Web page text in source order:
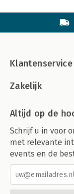
Klantenservice
Zakelijk
Altijd op de
Schrijf u in voor
met relevante
events en de